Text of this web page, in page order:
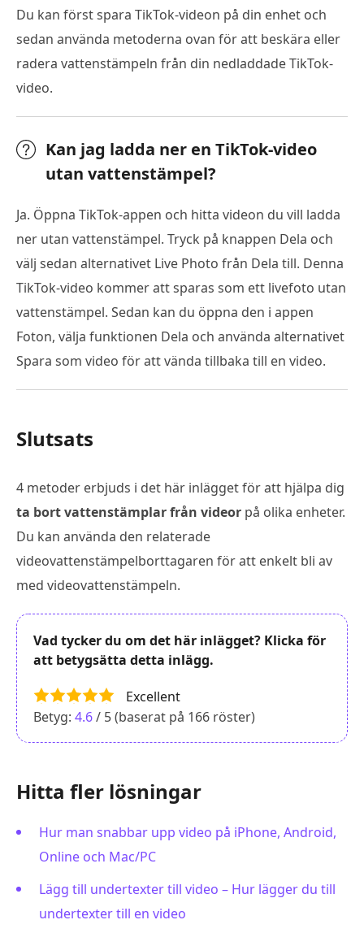
Du kan först spara TikTok-videon på din enhet och
sedan använda metoderna ovan för att beskära eller
radera vattenstämpeln från din nedladdade TikTok-
video.
Kan jag ladda ner en TikTok-video
utan vattenstämpel?
Ja. Öppna TikTok-appen och hitta videon du vill ladda
ner utan vattenstämpel. Tryck på knappen Dela och
välj sedan alternativet Live Photo från Dela till. Denna
TikTok-video kommer att sparas som ett livefoto utan
vattenstämpel. Sedan kan du öppna den i appen
Foton, välja funktionen Dela och använda alternativet
Spara som video för att vända tillbaka till en video.
Slutsats
4 metoder erbjuds i det här inlägget för att hjälpa dig
ta bort vattenstämplar från videor på olika enheter.
Du kan använda den relaterade
videovattenstämpelborttagaren för att enkelt bli av
med videovattenstämpeln.
Vad tycker du om det här inlägget? Klicka för
att betygsätta detta inlägg.
Excellent
Betyg: 4.6/ 5 (baserat på 166 röster)
Hitta fler lösningar
Hur man snabbar upp video på iPhone, Android,
Online och Mac/PC
Lägg till undertexter till video – Hur lägger du till
undertexter till en video